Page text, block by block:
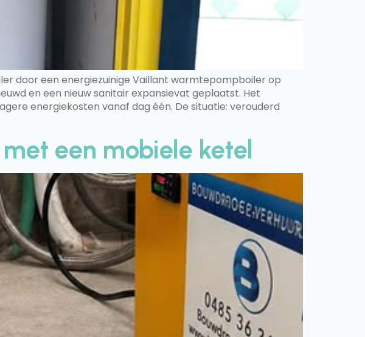
door een energiezuinige Vaillant warmtepompboiler op
en een nieuw sanitair expansievat geplaatst. Het
energiekosten vanaf dag één. De situatie: verouderd
een mobiele ketel